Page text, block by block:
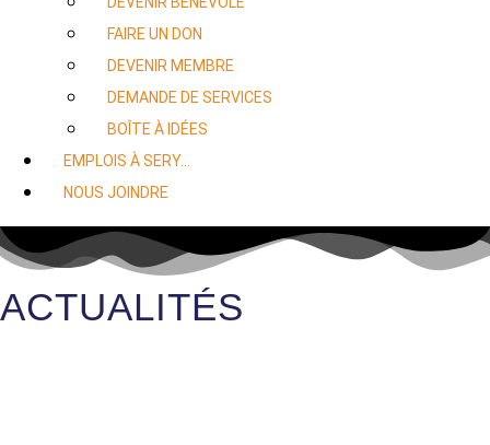
FAIRE UN DON
DEVENIR MEMBRE
DEMANDE DE SERVICES
BOÎTE À IDÉES
EMPLOIS À SERY…
NOUS JOINDRE
ACTUALITÉS